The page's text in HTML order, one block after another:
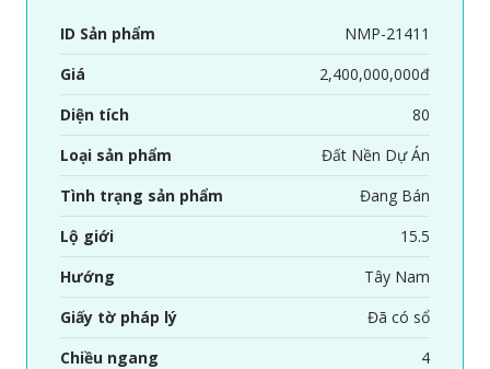
ID Sản phẩm
NMP-21411
Giá
2,400,000,000đ
Diện tích
80
Loại sản phẩm
Đất Nền Dự Án
Tình trạng sản phẩm
Đang Bán
Lộ giới
15.5
Hướng
Tây Nam
Giấy tờ pháp lý
Đã có sổ
Chiều ngang
4